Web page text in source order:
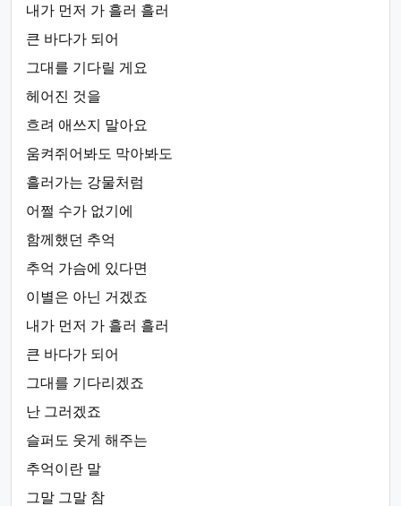
내가 먼저 가 흘러 흘러
큰 바다가 되어
그대를 기다릴 게요
헤어진 것을
흐려 애쓰지 말아요
움켜쥐어봐도 막아봐도
흘러가는 강물처럼
어쩔 수가 없기에
함께했던 추억
추억 가슴에 있다면
이별은 아닌 거겠죠
내가 먼저 가 흘러 흘러
큰 바다가 되어
그대를 기다리겠죠
난 그러겠죠
슬퍼도 웃게 해주는
추억이란 말
그말 그말 참